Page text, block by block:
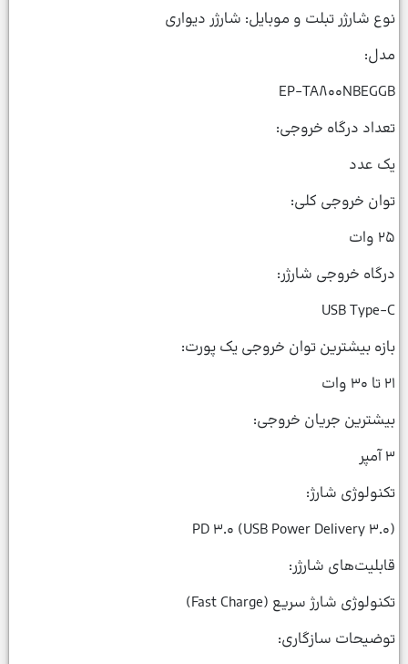
نوع شارژر تبلت و موبایل: شارژر دیواری
مدل:
EP-TA۸۰۰NBEGGB
تعداد درگاه خروجی:
یک عدد
توان خروجی کلی:
۲۵ وات
درگاه خروجی شارژر:
USB Type-C
بازه بیشترین توان خروجی یک پورت:
۲۱ تا ۳۰ وات
بیشترین جریان خروجی:
۳ آمپر
تکنولوژی شارژ:
PD ۳.۰ (USB Power Delivery ۳.۰)
قابلیت‌های شارژر:
تکنولوژی شارژ سریع (Fast Charge)
توضیحات سازگاری: